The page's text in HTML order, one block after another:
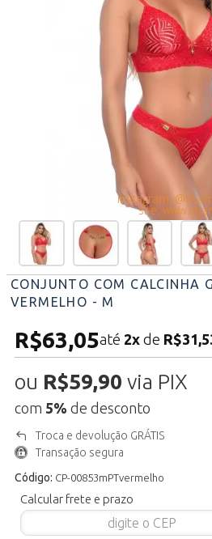
instagram:
site:
CONJUNTO COM CALCINHA
VERMELHO - M
Código: CP-00853mPTvermelho
R$63,05até 2x de
ou R$59,90 via PIX
com 5% de desconto
Troca e devolução GRÁTIS
Transação segura
Calcular frete e prazo